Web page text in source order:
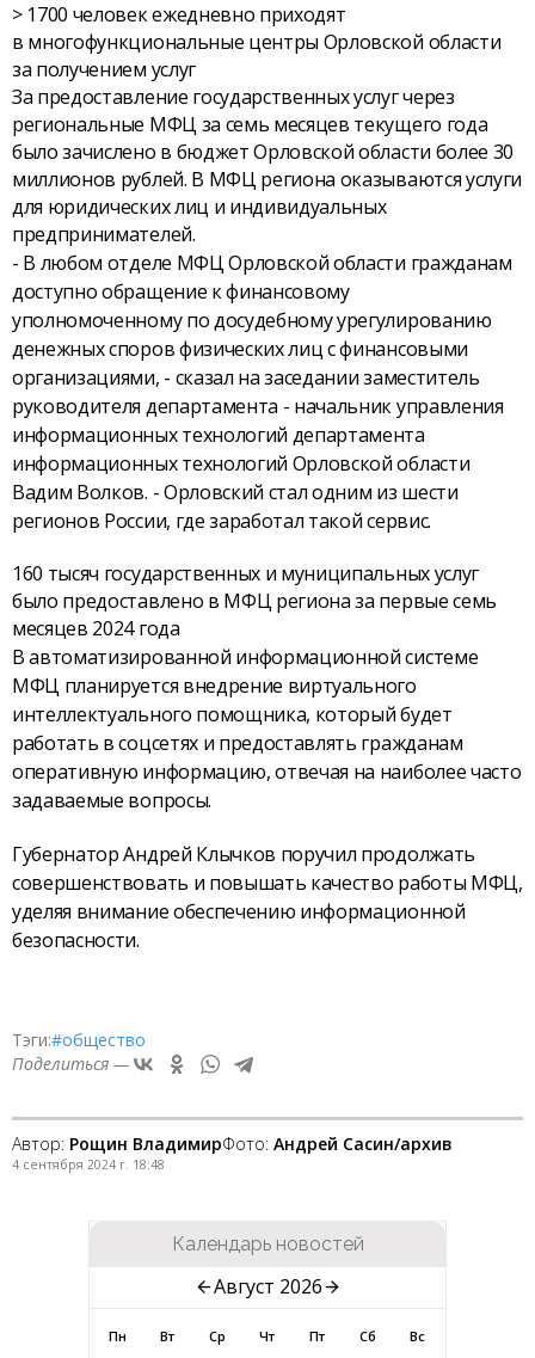
> 1700 человек ежедневно приходят
в многофункциональные центры Орловской области
за получением услуг
За предоставление государственных услуг через
региональные МФЦ за семь месяцев текущего года
было зачислено в бюджет Орловской области более 30
миллионов рублей. В МФЦ региона оказываются услуги
для юридических лиц и индивидуальных
предпринимателей.
- В любом отделе МФЦ Орловской области гражданам
доступно обращение к финансовому
уполномоченному по досудебному урегулированию
денежных споров физических лиц с финансовыми
организациями, - сказал на заседании заместитель
руководителя департамента - начальник управления
информационных технологий департамента
информационных технологий Орловской области
Вадим Волков. - Орловский стал одним из шести
регионов России, где заработал такой сервис.
160 тысяч государственных и муниципальных услуг
было предоставлено в МФЦ региона за первые семь
месяцев 2024 года
В автоматизированной информационной системе
МФЦ планируется внедрение виртуального
интеллектуального помощника, который будет
работать в соцсетях и предоставлять гражданам
оперативную информацию, отвечая на наиболее часто
задаваемые вопросы.
Губернатор Андрей Клычков поручил продолжать
совершенствовать и повышать качество работы МФЦ,
уделяя внимание обеспечению информационной
безопасности.
Тэги:#общество
Поделиться —
Автор: Рощин ВладимирФото: Андрей Сасин/архив
4 сентября 2024 г. 18:48
Календарь новостей
Август 2026
Пн Вт Ср Чт Пт Сб Вс